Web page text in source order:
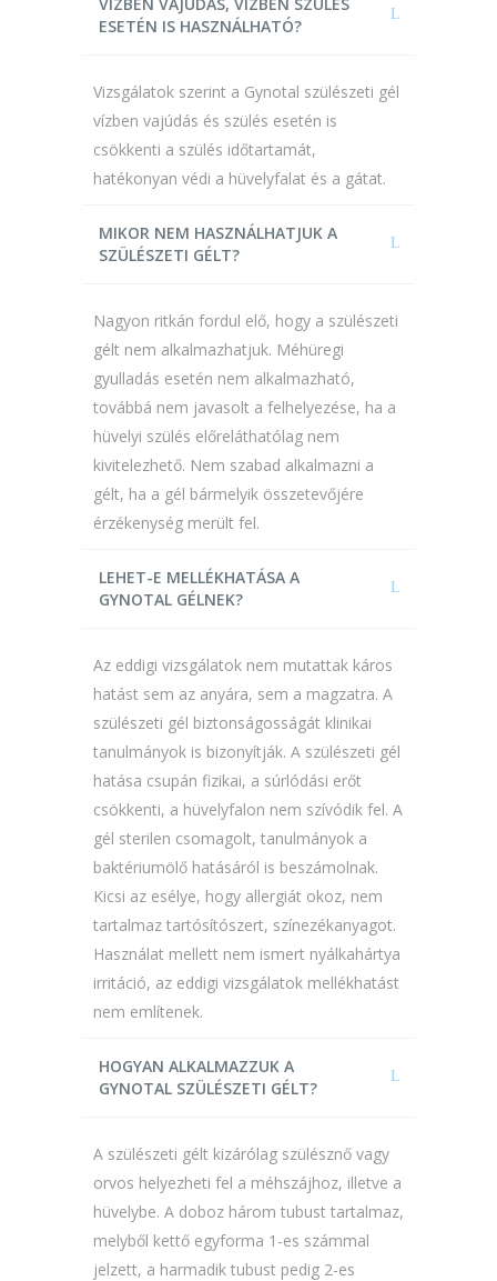
ESETÉN IS HASZNÁLHATÓ?
Vizsgálatok szerint a Gynotal szülészeti gél
vízben vajúdás és szülés esetén is
csökkenti a szülés időtartamát,
hatékonyan védi a hüvelyfalat és a gátat.
MIKOR NEM HASZNÁLHATJUK A
SZÜLÉSZETI GÉLT?
Nagyon ritkán fordul elő, hogy a szülészeti
gélt nem alkalmazhatjuk. Méhüregi
gyulladás esetén nem alkalmazható,
továbbá nem javasolt a felhelyezése, ha a
hüvelyi szülés előreláthatólag nem
kivitelezhető. Nem szabad alkalmazni a
gélt, ha a gél bármelyik összetevőjére
érzékenység merült fel.
LEHET-E MELLÉKHATÁSA A
GYNOTAL GÉLNEK?
Az eddigi vizsgálatok nem mutattak káros
hatást sem az anyára, sem a magzatra. A
szülészeti gél biztonságosságát klinikai
tanulmányok is bizonyítják. A szülészeti gél
hatása csupán fizikai, a súrlódási erőt
csökkenti, a hüvelyfalon nem szívódik fel. A
gél sterilen csomagolt, tanulmányok a
baktériumölő hatásáról is beszámolnak.
Kicsi az esélye, hogy allergiát okoz, nem
tartalmaz tartósítószert, színezékanyagot.
Használat mellett nem ismert nyálkahártya
irritáció, az eddigi vizsgálatok mellékhatást
nem említenek.
HOGYAN ALKALMAZZUK A
GYNOTAL SZÜLÉSZETI GÉLT?
A szülészeti gélt kizárólag szülésznő vagy
orvos helyezheti fel a méhszájhoz, illetve a
hüvelybe. A doboz három tubust tartalmaz,
melyből kettő egyforma 1-es számmal
jelzett, a harmadik tubust pedig 2-es